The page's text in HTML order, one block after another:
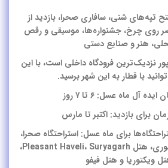
تپه‌های شنی، سافاری صحرا، بازدید از
روی چرخ، جشنوا‌ره‌ها، موسیقی و رقص
هنر و صنایع دستی
نزدیک‌ترین فرودگاه داخلی است، با این
با قطار به این شهر برسید.
آل ماه عسل: ۶ تا ۷ روز
برای بازدید: اکتبر تا مارس
برای ماه عسل: استراحتگاه صحرا،
استراحتگاه صحرای خوری، هتل Pleasant Haveli، Suryagarh،
ویکتوریا و هتل فیفو